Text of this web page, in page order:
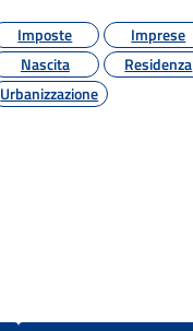
Imposte Imprese
Nascita
Residenza
Urbanizzazione